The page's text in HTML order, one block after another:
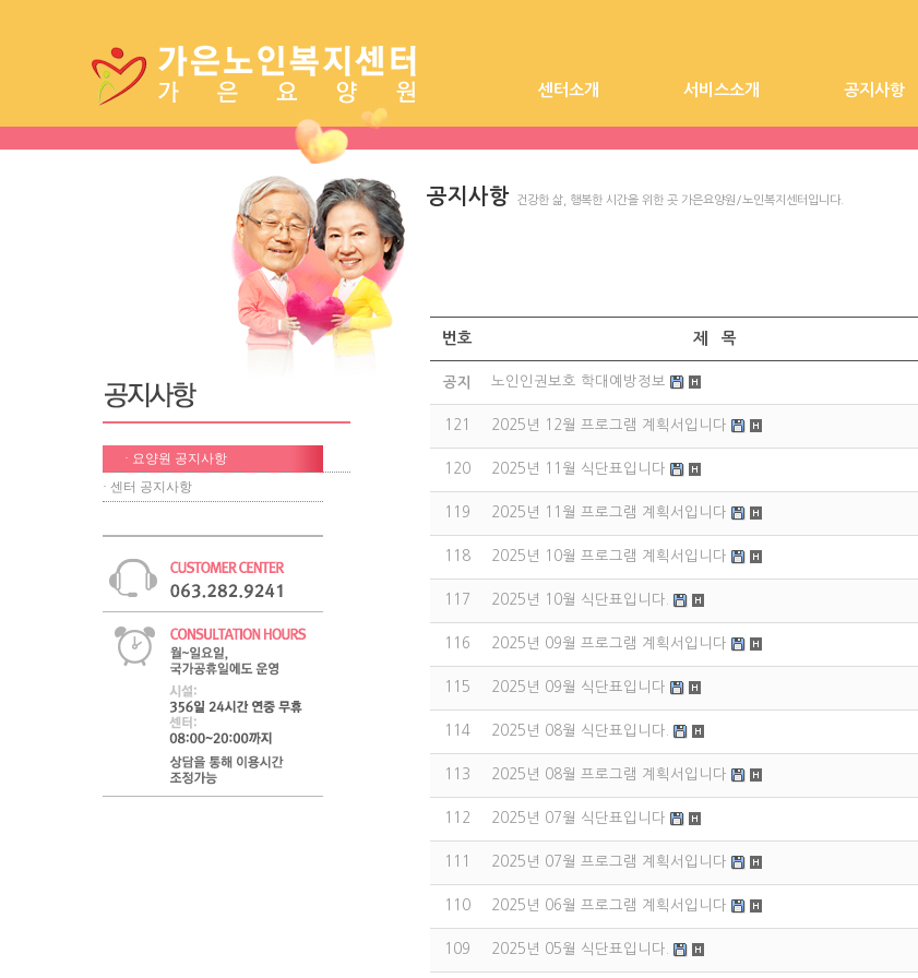
센터소개
시설장 인사말 시설전경 찾아오시는길
서비스소개
가은요양원 가은노인복지센터
공지사항
요양원 공지사항
· 요양원 공지사항
· 센터 공지사항
공지사항 건강한 삶, 행복한 시간을 위한 곳 가은요양원/노인복지센터입니다.
번호 제 목
공지 노인인권보호 학대예방정보
121 2025년 12월 프로그램 계획서입니다
120 2025년 11월 식단표입니다
119 2025년 11월 프로그램 계획서입니다
118 2025년 10월 프로그램 계획서입니다
117 2025년 10월 식단표입니다.
116 2025년 09월 프로그램 계획서입니다
115 2025년 09월 식단표입니다
114 2025년 08월 식단표입니다.
113 2025년 08월 프로그램 계획서입니다
112 2025년 07월 식단표입니다
111 2025년 07월 프로그램 계획서입니다
110 2025년 06월 프로그램 계획서입니다
109 2025년 05월 식단표입니다.